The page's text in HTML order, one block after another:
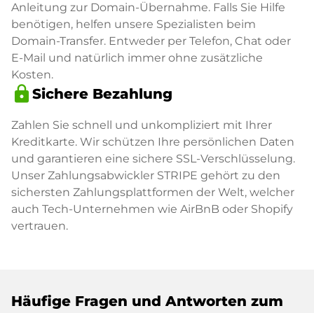
Anleitung zur Domain-Übernahme. Falls Sie Hilfe
benötigen, helfen unsere Spezialisten beim
Domain-Transfer. Entweder per Telefon, Chat oder
E-Mail und natürlich immer ohne zusätzliche
Kosten.
lock Sichere Bezahlung
Zahlen Sie schnell und unkompliziert mit Ihrer
Kreditkarte. Wir schützen Ihre persönlichen Daten
und garantieren eine sichere SSL-Verschlüsselung.
Unser Zahlungsabwickler STRIPE gehört zu den
sichersten Zahlungsplattformen der Welt, welcher
auch Tech-Unternehmen wie AirBnB oder Shopify
vertrauen.
Häufige Fragen und Antworten zum